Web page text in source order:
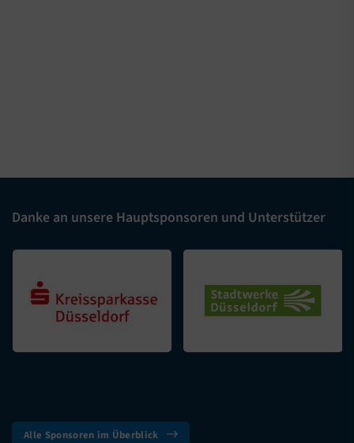
Danke an unsere Hauptsponsoren und Unterstützer
Alle Sponsoren im Überblick